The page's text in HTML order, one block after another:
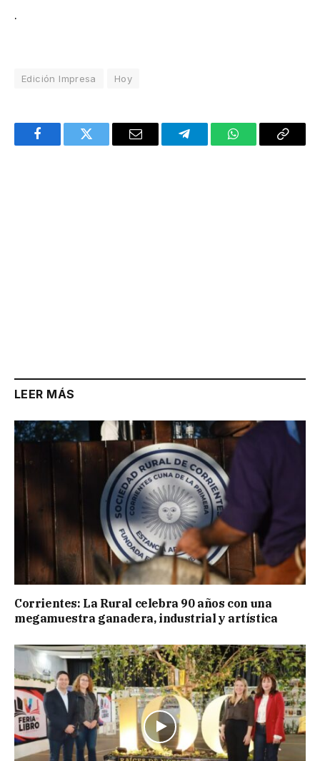
.
Edición Impresa Hoy
FacebookTwitter Email TelegramWhatsAppCopy
LEER MÁS
Corrientes: La Rural celebra 90 años con una
megamuestra ganadera, industrial y artística